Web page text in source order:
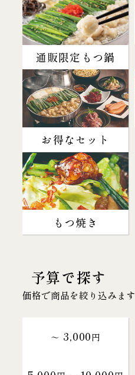
通販限定もつ鍋
お得なセット
もつ焼き
予算で探す
価格で商品を絞り込みます
～ 3,000円